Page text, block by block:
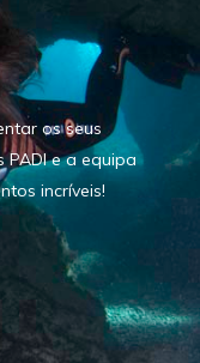
os seus
PADI e a equipa
incríveis!